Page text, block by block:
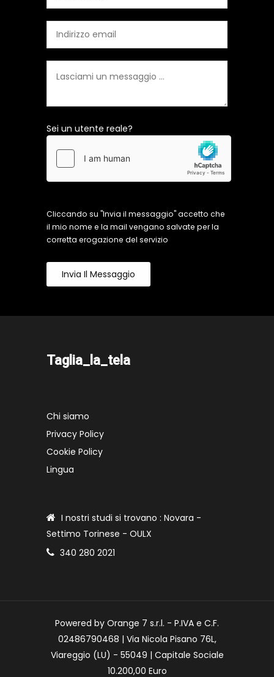
Sei un utente reale?
Cliccando su "Invia il messaggio" accetto che
il mio nome e la mail vengano salvate per la
corretta erogazione del servizio
Invia Il Messaggio
Taglia_la_tela
Chi siamo
Privacy Policy
Cookie Policy
Lingua
I nostri studi si trovano : Novara -
Settimo Torinese - OULX
340 280 2021
Powered by Orange 7 s.r.l. - P.IVA e C.F.
02486790468 | Via Nicola Pisano 76L,
Viareggio (LU) - 55049 | Capitale Sociale
10.200,00 Euro